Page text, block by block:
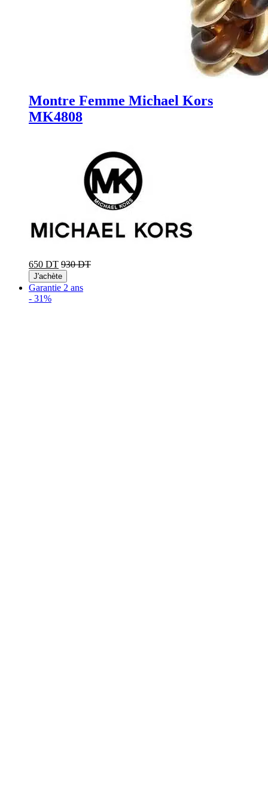
Montre Femme Michael Kors
MK4808
650 DT 930 DT
J'achète
Garantie 2 ans
- 31%